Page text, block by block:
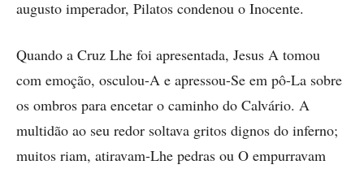
augusto imperador, Pilatos condenou o Inocente.
Quando a Cruz Lhe foi apresentada, Jesus A tomou
com emoção, ­osculou-A e apressou-Se em pô-La sobre
os ombros para encetar o caminho do Calvário. A
multidão ao seu redor soltava gritos dignos do inferno;
muitos riam, atiravam-Lhe pedras ou O empurravam